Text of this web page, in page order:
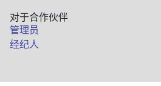
对于合作伙伴
管理员
经纪人